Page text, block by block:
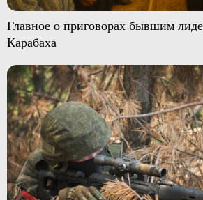
Главное о приговорах бывшим
Карабаха